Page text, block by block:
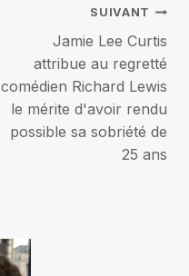
SUIVANT
Jamie Lee Curtis
attribue au regretté
comédien Richard Lewis
le mérite d'avoir rendu
possible sa sobriété de
25 ans